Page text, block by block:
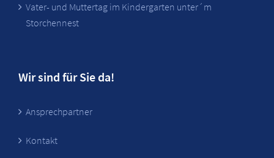
Vater- und Muttertag im Kindergarten unter´m
Storchennest
Wir sind für Sie da!
Ansprechpartner
Kontakt